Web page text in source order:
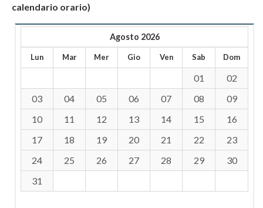
calendario orario)
Agosto 2026
Lun Mar Mer Gio Ven Sab Dom
01
02
03
04 05 06 07 08
09
10
11 12 13 14 15
16
17
18 19 20 21 22
23
24
25 26 27 28 29
30
31